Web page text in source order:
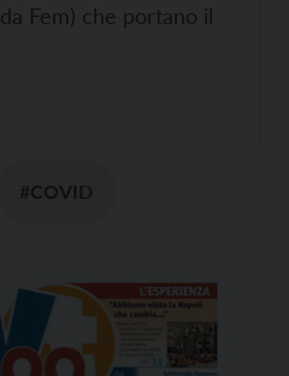
Fem) che portano il
#COVID